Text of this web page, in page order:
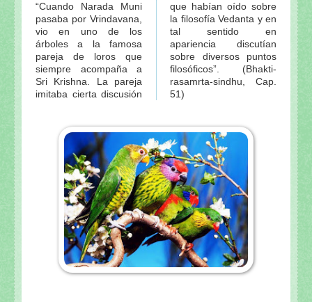
“Cuando Narada Muni
pasaba por Vrindavana,
vio en uno de los
árboles a la famosa
pareja de loros que
siempre acompaña a
Sri Krishna. La pareja
imitaba cierta discusión
que habían oído sobre
la filosofía Vedanta y en
tal sentido en
apariencia discutían
sobre diversos puntos
filosóficos”. (Bhakti-
rasamrta-sindhu, Cap.
51)